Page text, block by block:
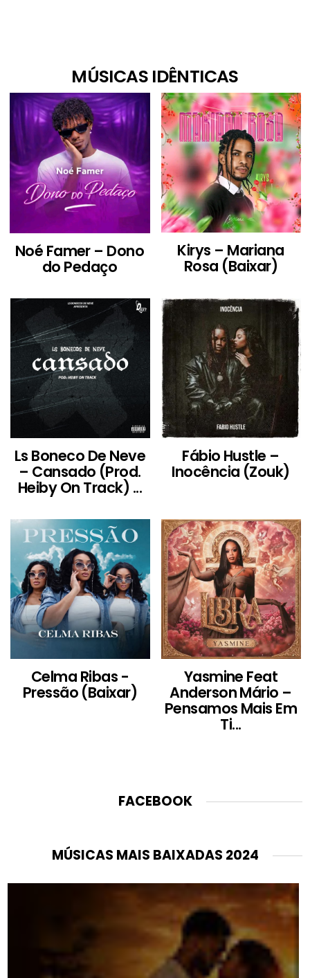
MÚSICAS IDÊNTICAS
Noé Famer – Dono
do Pedaço
Kirys – Mariana
Rosa (Baixar)
Ls Boneco De Neve
– Cansado (Prod.
Heiby On Track) ...
Fábio Hustle –
Inocência (Zouk)
Celma Ribas -
Pressão (Baixar)
Yasmine Feat
Anderson Mário –
Pensamos Mais Em
Ti...
FACEBOOK
MÚSICAS MAIS BAIXADAS 2024